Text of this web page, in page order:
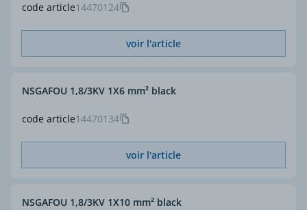
code article14470124
voir l'article
code article14470134
NSGAFOU 1,8/3KV 1X6 mm² black
voir l'article
NSGAFOU 1,8/3KV 1X10 mm² black